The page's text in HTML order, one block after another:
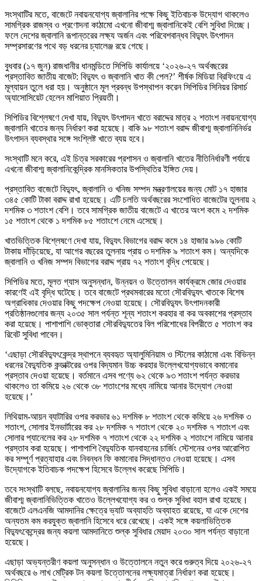
সংস্থাটির মতে, বাজেটে নবায়নযোগ্য জ্বালানির পক্ষে কিছু ইতিবাচক উদ্যোগ থাকলেও
সামগ্রিক রাজস্ব ও প্রণোদনা কাঠামো এখনো জীবাশ্ম জ্বালানিকেই বেশি সুবিধা দিচ্ছে।
ফলে দেশের জ্বালানি রূপান্তরের লক্ষ্য অর্জন এবং পরিবেশবান্ধব বিদ্যুৎ উৎপাদন
সম্প্রসারণের পথে বড় ধরনের চ্যালেঞ্জ রয়ে গেছে।
বুধবার (১৭ জুন) রাজধানীর ধানমন্ডিতে সিপিডি কার্যালয়ে ‘২০২৬-২৭ অর্থবছরের
প্রস্তাবিত জাতীয় বাজেট: বিদ্যুৎ ও জ্বালানি খাত কী পেল?’ শীর্ষক মিডিয়া ব্রিফিংয়ে এ
মূল্যায়ন তুলে ধরা হয়। অনুষ্ঠানে মূল প্রবন্ধ উপস্থাপন করেন সিপিডির সিনিয়র রিসার্চ
অ্যাসোসিয়েট হেলেন মাশিয়াত প্রিয়তী।
সিপিডির বিশ্লেষণে দেখা যায়, বিদ্যুৎ উৎপাদন খাতে বরাদ্দের মাত্র ২ শতাংশ নবায়নযোগ্য
জ্বালানি খাতের জন্য নির্ধারণ করা হয়েছে। বাকি ৯৮ শতাংশ বরাদ্দ জীবাশ্ম জ্বালানিনির্ভর
উৎপাদন ব্যবস্থার সঙ্গে সংশ্লিষ্ট খাতে ব্যয় হবে।
সংস্থাটি মনে করে, এই চিত্র সরকারের প্রশাসন ও জ্বালানি খাতের নীতিনির্ধারণী পর্যায়ে
এখনো জীবাশ্ম জ্বালানিকেন্দ্রিক মানসিকতার উপস্থিতির ইঙ্গিত দেয়।
প্রস্তাবিত বাজেটে বিদ্যুৎ, জ্বালানি ও খনিজ সম্পদ মন্ত্রণালয়ের জন্য মোট ১৭ হাজার
৩৪৫ কোটি টাকা বরাদ্দ রাখা হয়েছে। এটি চলতি অর্থবছরের সংশোধিত বাজেটের তুলনায় ২
দশমিক ৩ শতাংশ বেশি। তবে সামগ্রিক জাতীয় বাজেটে এ খাতের অংশ কমে ২ দশমিক
১৫ শতাংশ থেকে ১ দশমিক ৮৫ শতাংশে নেমে এসেছে।
খাতভিত্তিক বিশ্লেষণে দেখা যায়, বিদ্যুৎ বিভাগের বরাদ্দ কমে ১৪ হাজার ৯৯৬ কোটি
টাকায় দাঁড়িয়েছে, যা আগের বছরের তুলনায় প্রায় ৩ দশমিক ৯ শতাংশ কম। অন্যদিকে
জ্বালানি ও খনিজ সম্পদ বিভাগের বরাদ্দ প্রায় ৭২ শতাংশ বৃদ্ধি পেয়েছে।
সিপিডির মতে, মূলত গ্যাস অনুসন্ধান, উন্নয়ন ও উত্তোলন কার্যক্রমে জোর দেওয়ার
কারণেই এই বৃদ্ধি ঘটেছে। তবে বাজেটে প্রথমবারের মতো সৌরবিদ্যুৎ খাতকে বিশেষ
অগ্রাধিকার দেওয়ার কিছু পদক্ষেপ নেওয়া হয়েছে। সৌরবিদ্যুৎ উৎপাদনকারী
প্রতিষ্ঠানগুলোর জন্য ২০৩৫ সাল পর্যন্ত শূন্য শতাংশ করহার বা কর অবকাশের প্রস্তাব
করা হয়েছে। পাশাপাশি ভোক্তারা সৌরবিদ্যুতের বিল পরিশোধের বিপরীতে ৫ শতাংশ কর
রিবেট সুবিধা পাবেন।
‘এছাড়া সৌরবিদ্যুৎকেন্দ্র স্থাপনে ব্যবহৃত অ্যালুমিনিয়াম ও স্টিলের কাঠামো এবং বিভিন্ন
ধরনের বৈদ্যুতিক কন্ডাক্টরের ওপর বিদ্যমান উচ্চ করহার উল্লেখযোগ্যভাবে কমানোর
প্রস্তাব দেওয়া হয়েছে। বর্তমানে এসব পণ্যে ৬২ থেকে ৯৩ শতাংশ পর্যন্ত করভার
থাকলেও তা কমিয়ে ২৬ থেকে ৩৮ শতাংশের মধ্যে নামিয়ে আনার উদ্যোগ নেওয়া
হয়েছে।’
লিথিয়াম-আয়ন ব্যাটারির ওপর করভার ৬১ দশমিক ৮ শতাংশ থেকে কমিয়ে ২৬ দশমিক ৩
শতাংশ, সোলার ইনভার্টারের কর ২৮ দশমিক ৭ শতাংশ থেকে ২০ দশমিক ৭ শতাংশ এবং
সোলার প্যানেলের কর ২৮ দশমিক ৭ শতাংশ থেকে ২২ দশমিক ২ শতাংশে নামিয়ে আনার
প্রস্তাব করা হয়েছে। পাশাপাশি বৈদ্যুতিক যানবাহনের চার্জিং স্টেশনের ওপর আরোপিত
কর সম্পূর্ণ প্রত্যাহার এবং নিবন্ধন ফি কমানোর সিদ্ধান্তও নেওয়া হয়েছে। এসব
উদ্যোগকে ইতিবাচক পদক্ষেপ হিসেবে উল্লেখ করেছে সিপিডি।
তবে সংস্থাটি বলছে, নবায়নযোগ্য জ্বালানির জন্য কিছু সুবিধা বাড়ানো হলেও একই সময়ে
জীবাশ্ম জ্বালানিভিত্তিক খাতেও উল্লেখযোগ্য কর ও শুল্ক সুবিধা বহাল রাখা হয়েছে।
বাজেটে এলএনজি আমদানির ক্ষেত্রে ভ্যাট অব্যাহতি অব্যাহত রয়েছে, যা একে দেশের
অন্যতম কম করযুক্ত জ্বালানি হিসেবে ধরে রেখেছে। একই সঙ্গে কয়লাভিত্তিক
বিদ্যুৎকেন্দ্রের জন্য কয়লা আমদানিতে শুল্ক সুবিধার মেয়াদ ২০৩০ সাল পর্যন্ত বাড়ানো
হয়েছে।
এছাড়া অভ্যন্তরীণ কয়লা অনুসন্ধান ও উত্তোলনে নতুন করে গুরুত্ব দিয়ে ২০২৬-২৭
অর্থবছরে ৬ লাখ মেট্রিক টন কয়লা উত্তোলনের লক্ষ্যমাত্রা নির্ধারণ করা হয়েছে।